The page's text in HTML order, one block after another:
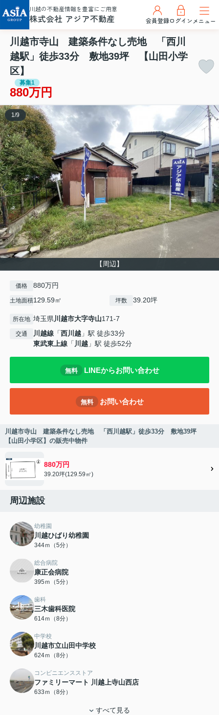
川越の不動産情報を豊富にご用意
株式会社 アジア不動産 会員登録ログインメニュー
川越市寺山 建築条件なし売地 「西川
越駅」徒歩33分 敷地39坪 【山田小学
区】
募集1
880万円
【周辺】
1 /9
価格 880万円
土地面積129.59㎡ 坪数 39.20坪
所在地 埼玉県川越市大字寺山171-7
交通 川越線 「西川越 」駅 徒歩33分
東武東上線 「 川越 」駅 徒歩52分
無料 LINEからお問い合わせ
無料 お問い合わせ
川越市寺山 建築条件なし売地 「西川越駅」徒歩33分 敷地39坪
【山田小学区】の販売中物件
880万円
39.20坪(129.59㎡)
周辺施設
幼稚園
川越ひばり幼稚園
344ｍ（5分）
総合病院
康正会病院
395ｍ（5分）
歯科
三木歯科医院
614ｍ（8分）
中学校
川越市立山田中学校
624ｍ（8分）
コンビニエンスストア
ファミリーマート 川越上寺山西店
633ｍ（8分）
すべて見る